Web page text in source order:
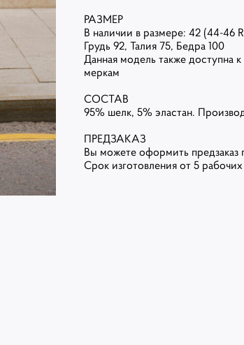
РАЗМЕР
В наличии в размере: 42 (44-46
Грудь 92, Талия 75, Бедра 100
Данная модель также доступна
меркам
СОСТАВ
95% шелк, 5% эластан.
ПРЕДЗАКАЗ
Вы можете оформить предзаказ
Срок изготовления от 5